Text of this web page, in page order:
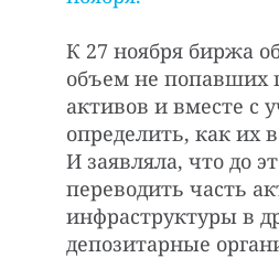
К 27 ноября биржа
объем не попавших
активов и вместе с
определить, как их
И заявляла, что до
переводить часть
инфраструктуры в
депозитарные